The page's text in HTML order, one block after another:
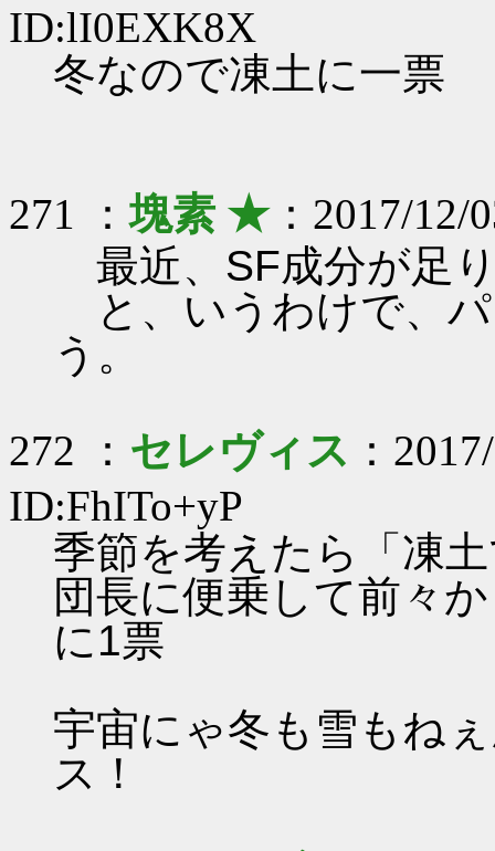
ID:lI0EXK8X
冬なので凍土に一票
271 ：塊素 ★：2017/12/
最近、SF成分が足
と、いうわけで、
う。
272 ： セレヴィス ：
ID:FhITo+yP
季節を考えたら「凍
団長に便乗して前々
に1票
宇宙にゃ冬も雪もね
ス！